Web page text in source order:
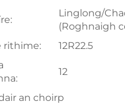
Linglong/
(Roghnaigh
rithime:
12R22.5
12
an choirp